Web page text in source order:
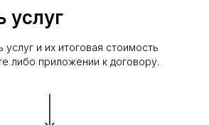
услуг
и их итоговая стоимость
либо приложении к договору.